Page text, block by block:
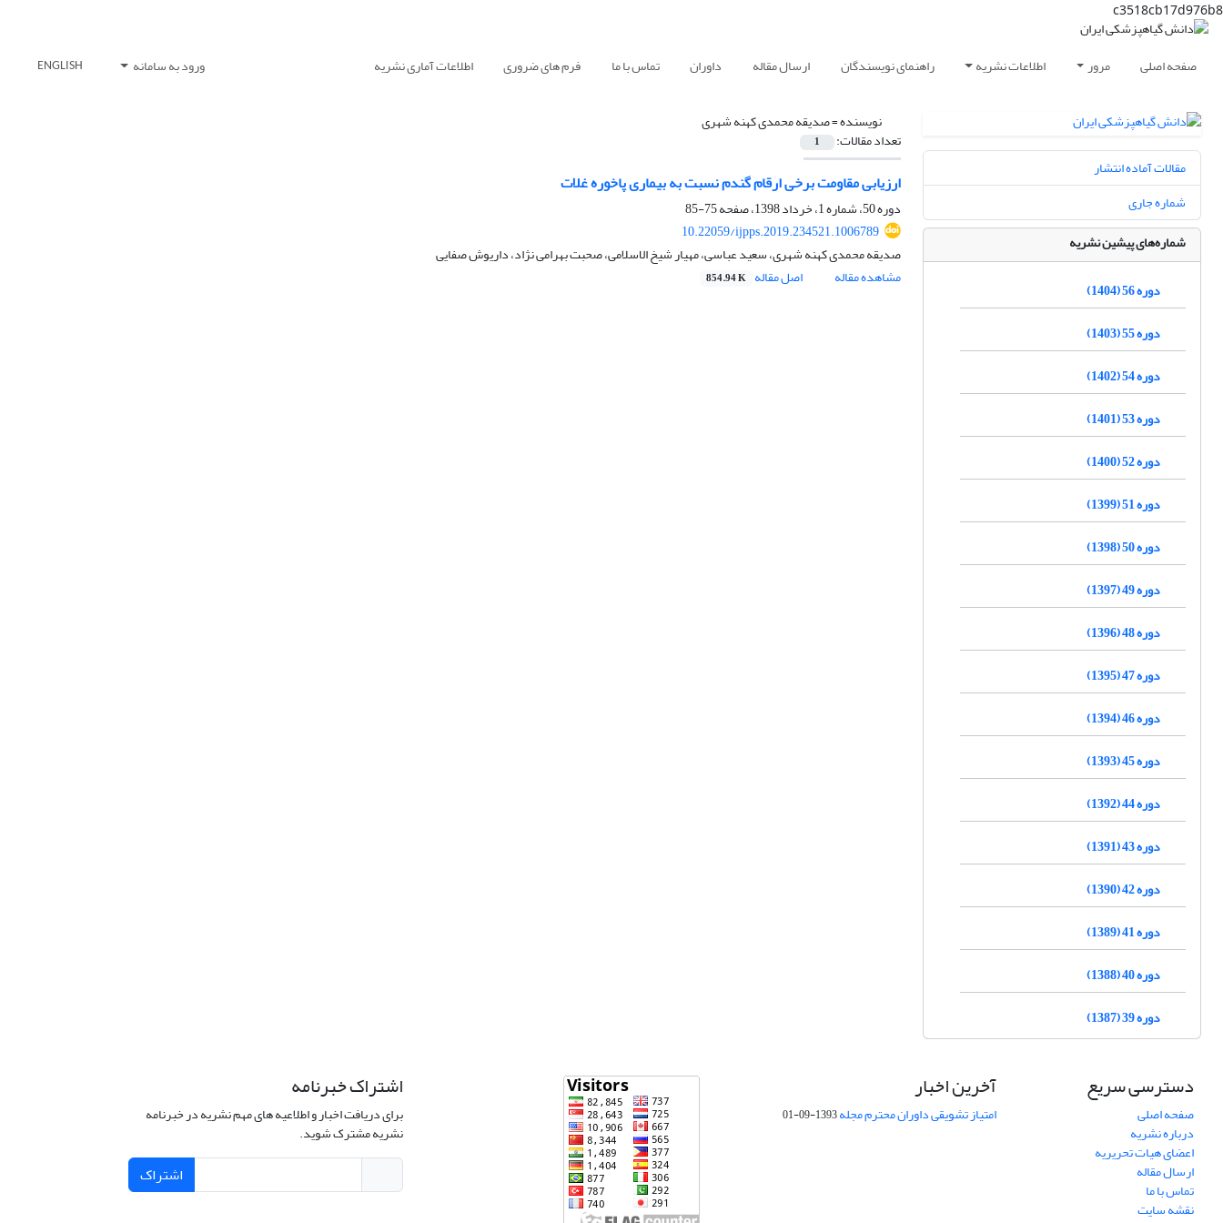
c3518cb17d976b8
صفحه اصلی مرور اطلاعات نشریه راهنمای نویسندگان ارسال مقاله داوران تماس با ما فرم های ضروری اطلاعات آماری نشریه ورود به سامانه ENGLISH
نویسنده =صدیقه محمدی کهنه شهری
تعداد مقالات: 1
ارزیابی مقاومت برخی ارقام گندم نسبت به بیماری پاخوره غلات
دوره 50، شماره 1، خرداد 1398، صفحه
75-85
10.22059/ijpps.2019.234521.1006789
صدیقه محمدی کهنه شهری، سعید عباسی، مهیار شیخ الاسلامی، صحبت بهرامی نژاد، داریوش صفایی
مشاهده مقاله
اصل مقاله 854.94 K
مقالات آماده انتشار
شماره جاری
شماره‌های پیشین نشریه
دوره 56 (1404)
دوره 55 (1403)
دوره 54 (1402)
دوره 53 (1401)
دوره 52 (1400)
دوره 51 (1399)
دوره 50 (1398)
دوره 49 (1397)
دوره 48 (1396)
دوره 47 (1395)
دوره 46 (1394)
دوره 45 (1393)
دوره 44 (1392)
دوره 43 (1391)
دوره 42 (1390)
دوره 41 (1389)
دوره 40 (1388)
دوره 39 (1387)
دسترسی سریع
صفحه اصلی
درباره نشریه
اعضای هیات تحریریه
ارسال مقاله
تماس با ما
نقشه سایت
آخرین اخبار
امتیاز تشویقی داوران محترم مجله1393-09-01
اشتراک خبرنامه
برای دریافت اخبار و اطلاعیه های مهم نشریه در خبرنامه
نشریه مشترک شوید.
اشتراک